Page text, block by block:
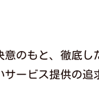
意のもと、徹底し
サービス提供の追